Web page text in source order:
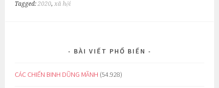
Tagged:2020, xã hội
BÀI VIẾT PHỔ BIẾN
CÁC CHIẾN BINH DŨNG MÃNH (54.928)